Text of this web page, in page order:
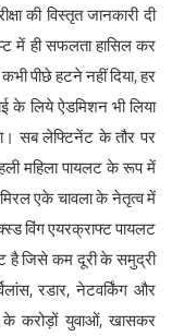
की विस्तृत जानकारी दी
में ही सफलता हासिल कर
पीछे हटने नहीं दिया, हर
के लिये ऐडमिशन भी लिया
सब लेफ्टिनेंट के तौर पर
महिला पायलट के रूप में
एके चावला के नेतृत्‍व में
विंग एयरक्राफ्ट पायलट
है जिसे कम दूरी के समुद्री
रडार, नेटवर्किंग और
करोड़ों युवाओं, खासकर